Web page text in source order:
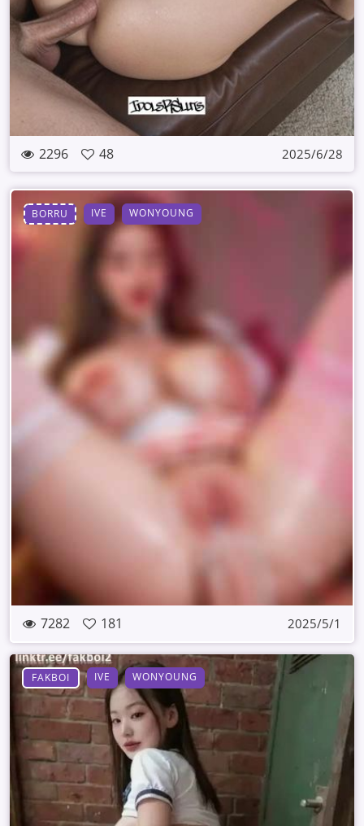
2296 48 2025/6/28
BORRU IVE WONYOUNG
7282 181 2025/5/1
FAKBOI IVE WONYOUNG